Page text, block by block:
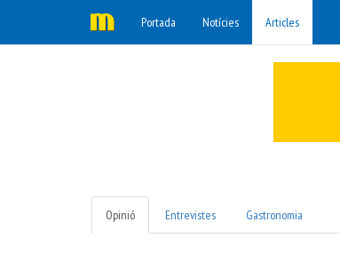
Portada Notícies Articles
Opinió Entrevistes Gastronomia